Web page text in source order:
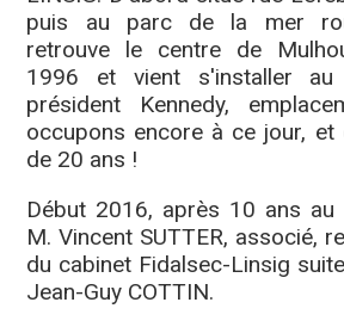
puis au parc de la mer
retrouve le centre de
1996 et vient s'installer
président Kennedy,
occupons encore à ce jour, et
de 20 ans !
Début 2016, après 10 ans au
M. Vincent SUTTER, associé,
du cabinet Fidalsec-Linsig
Jean-Guy COTTIN.